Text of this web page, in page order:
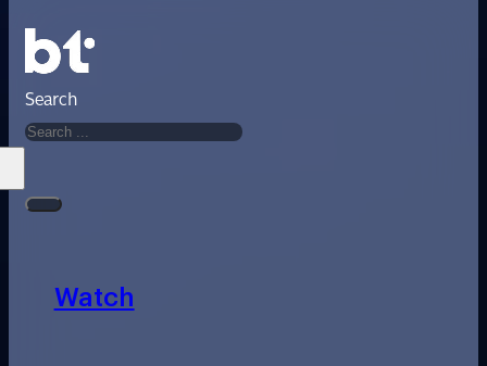
Search
Watch